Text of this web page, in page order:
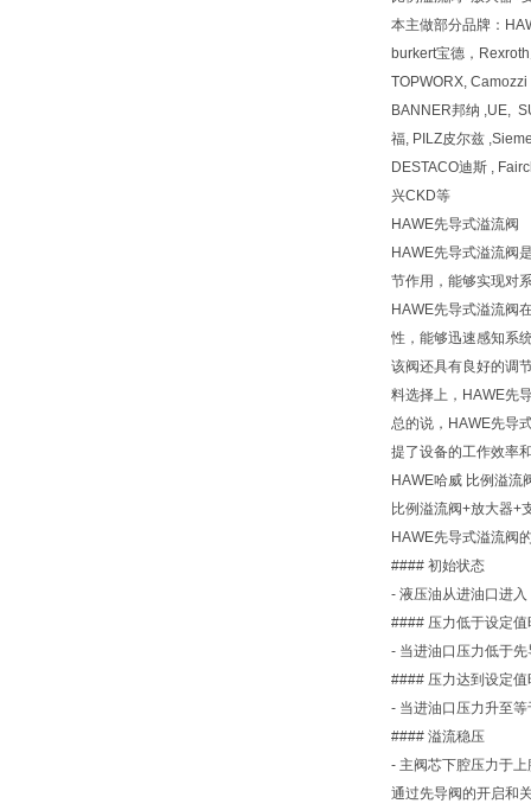
本主做部分品牌：
burkert宝德，
TOPWORX,
BANNER邦纳 ,UE,
福, PILZ皮尔兹
DESTACO迪斯 ,
兴CKD等
HAWE先导式溢流阀
HAWE先导式溢流阀
节作用，能够实现对
HAWE先导式溢流阀
性，能够迅速感知系
该阀还具有良好的调
料选择上，HAWE先
总的说，HAWE先导
提了设备的工作效率
HAWE哈威 比例溢流
比例溢流阀+放大器
HAWE先导式溢流阀
#### 初始状态
- 液压油从进油口进
#### 压力低于设定值
- 当进油口压力低于
#### 压力达到设定值
- 当进油口压力升至
#### 溢流稳压
- 主阀芯下腔压力于
通过先导阀的开启和